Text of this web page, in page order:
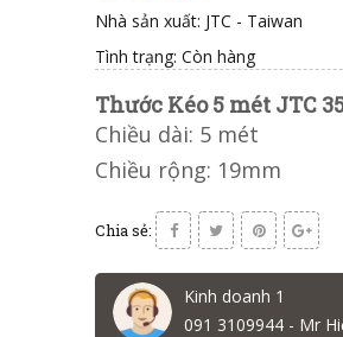
Nhà sản xuất: JTC - Taiwan
Tình trạng: Còn hàng
Thước Kéo 5 mét JTC
Chiều dài: 5 mét
Chiều rộng: 19mm
Chia sẻ:
Kinh doanh 1
091 3109944 - Mr